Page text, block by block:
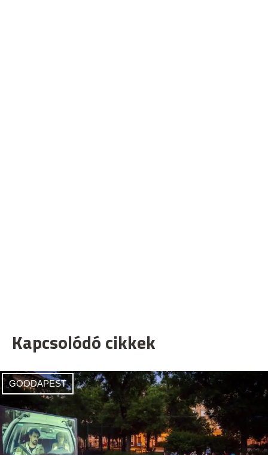
Kapcsolódó cikkek
GOODAPEST